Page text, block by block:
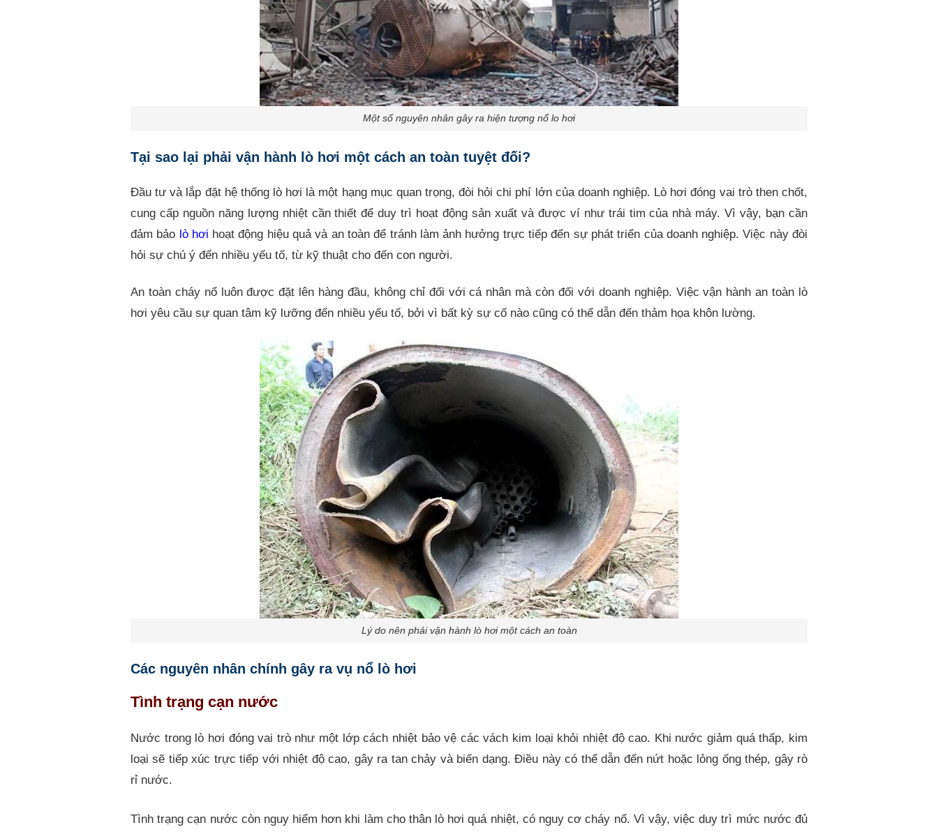
Một số nguyên nhân gây ra hiện tượng nổ lo hơi
Tại sao lại phải vận hành lò hơi một cách an toàn tuyệt đối?
Đầu tư và lắp đặt hệ thống lò hơi là một hạng mục quan trọng, đòi hỏi chi phí lớn của doanh nghiệp. Lò hơi đóng vai trò then chốt,
cung cấp nguồn năng lượng nhiệt cần thiết để duy trì hoạt động sản xuất và được ví như trái tim của nhà máy. Vì vậy, bạn cần
đảm bảo lò hơi hoạt động hiệu quả và an toàn để tránh làm ảnh hưởng trực tiếp đến sự phát triển của doanh nghiệp. Việc này đòi
hỏi sự chú ý đến nhiều yếu tố, từ kỹ thuật cho đến con người.
An toàn cháy nổ luôn được đặt lên hàng đầu, không chỉ đối với cá nhân mà còn đối với doanh nghiệp. Việc vận hành an toàn lò
hơi yêu cầu sự quan tâm kỹ lưỡng đến nhiều yếu tố, bởi vì bất kỳ sự cố nào cũng có thể dẫn đến thảm họa khôn lường.
Lý do nên phải vận hành lò hơi một cách an toàn
Các nguyên nhân chính gây ra vụ nổ lò hơi
Tình trạng cạn nước
Nước trong lò hơi đóng vai trò như một lớp cách nhiệt bảo vệ các vách kim loại khỏi nhiệt độ cao. Khi nước giảm quá thấp, kim
loại sẽ tiếp xúc trực tiếp với nhiệt độ cao, gây ra tan chảy và biến dạng. Điều này có thể dẫn đến nứt hoặc lỏng ống thép, gây rò
rỉ nước.
Tình trạng cạn nước còn nguy hiểm hơn khi làm cho thân lò hơi quá nhiệt, có nguy cơ cháy nổ. Vì vậy, việc duy trì mức nước đủ